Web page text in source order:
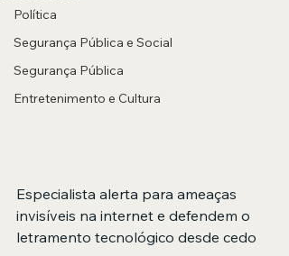
Política
Segurança Pública e Social
Segurança Pública
Entretenimento e Cultura
Especialista alerta para ameaças
invisíveis na internet e defendem o
letramento tecnológico desde cedo